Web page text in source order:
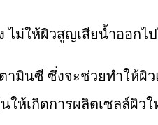
ให้ผิวสูญเสียน้ำออกไ
นซี ซึ่งจะช่วยทำให้ผิ
ห้เกิดการผลิตเซลล์ผิว